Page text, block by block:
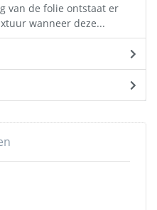
van de folie ontstaat er
wanneer deze...